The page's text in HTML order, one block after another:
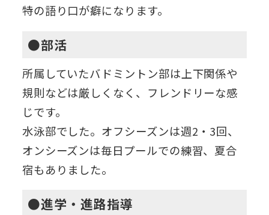
特の語り口が癖になります。
●部活
所属していたバドミントン部は上下関係や
規則などは厳しくなく、フレンドリーな感
じです。
水泳部でした。オフシーズンは週2・3回、
オンシーズンは毎日プールでの練習、夏合
宿もありました。
●進学・進路指導